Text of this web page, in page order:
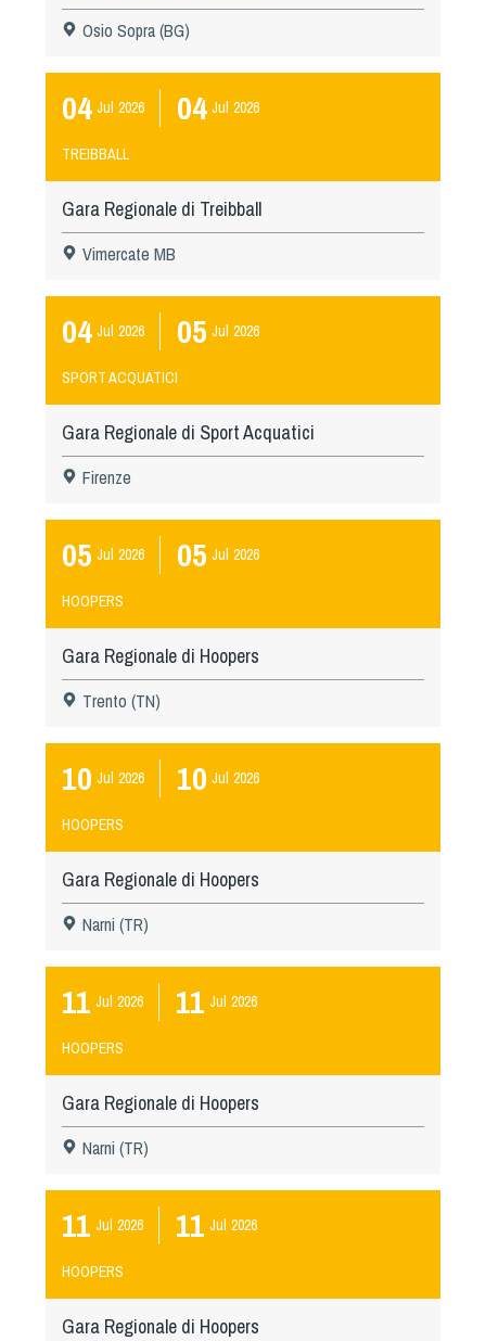
Osio Sopra (BG)
04 Jul 2026 04 Jul 2026
TREIBBALL
Gara Regionale di Treibball
Vimercate MB
04 Jul 2026 05 Jul 2026
SPORT ACQUATICI
Gara Regionale di Sport Acquatici
Firenze
05 Jul 2026 05 Jul 2026
HOOPERS
Gara Regionale di Hoopers
Trento (TN)
10 Jul 2026 10 Jul 2026
HOOPERS
Gara Regionale di Hoopers
Narni (TR)
11 Jul 2026 11 Jul 2026
HOOPERS
Gara Regionale di Hoopers
Narni (TR)
11 Jul 2026 11 Jul 2026
HOOPERS
Gara Regionale di Hoopers